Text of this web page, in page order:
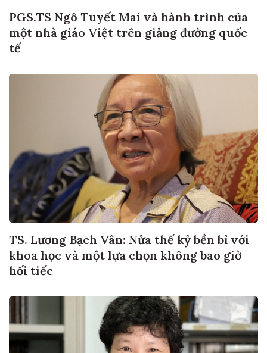
PGS.TS Ngô Tuyết Mai và hành trình của
một nhà giáo Việt trên giảng đường quốc
tế
TS. Lương Bạch Vân: Nửa thế kỷ bền bỉ với
khoa học và một lựa chọn không bao giờ
hối tiếc